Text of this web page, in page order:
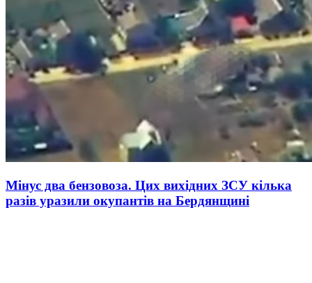
Мінус два бензовоза. Цих вихідних ЗСУ кілька
разів уразили окупантів на Бердянщині